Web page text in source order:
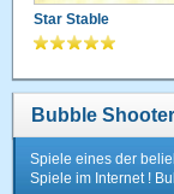
Star Stable
Bubble Shooter
Spiele eines der
Spiele im Internet !